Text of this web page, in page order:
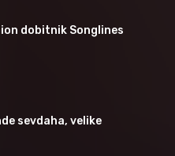
dobitnik Songlines
sevdaha, velike